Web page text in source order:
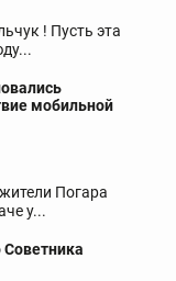
! Пусть эта
мобильной
Погара
у...
Советника